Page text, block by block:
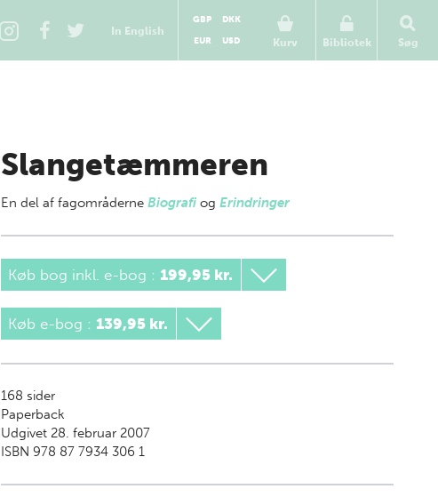
In English
Kurv
GBP
DKK
EUR
USD Bibliotek Søg
Slangetæmmeren
En del af fagområderne Biografiog Erindringer
Køb bog inkl. e-bog : 199,95 kr.
Køb e-bog : 139,95 kr.
168 sider
Paperback
Udgivet 28. februar 2007
ISBN 978 87 7934 306 1